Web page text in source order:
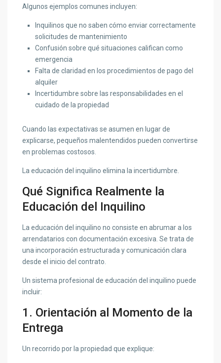
Algunos ejemplos comunes incluyen:
Inquilinos que no saben cómo enviar correctamente
solicitudes de mantenimiento
Confusión sobre qué situaciones califican como
emergencia
Falta de claridad en los procedimientos de pago del
alquiler
Incertidumbre sobre las responsabilidades en el
cuidado de la propiedad
Cuando las expectativas se asumen en lugar de
explicarse, pequeños malentendidos pueden convertirse
en problemas costosos.
La educación del inquilino elimina la incertidumbre.
Qué Significa Realmente la
Educación del Inquilino
La educación del inquilino no consiste en abrumar a los
arrendatarios con documentación excesiva. Se trata de
una incorporación estructurada y comunicación clara
desde el inicio del contrato.
Un sistema profesional de educación del inquilino puede
incluir:
1. Orientación al Momento de la
Entrega
Un recorrido por la propiedad que explique: